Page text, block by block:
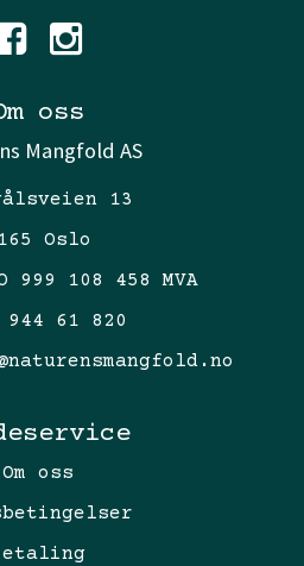
oss
Mangfold AS
13
Oslo
999 108 458 MVA
944 61 820
Om oss